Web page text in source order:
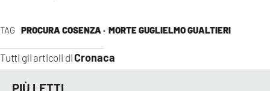
TAG PROCURA COSENZA · MORTE GUGLIELMO GUALTIERI
Tutti gli articoli diCronaca
PIÙ LETTI